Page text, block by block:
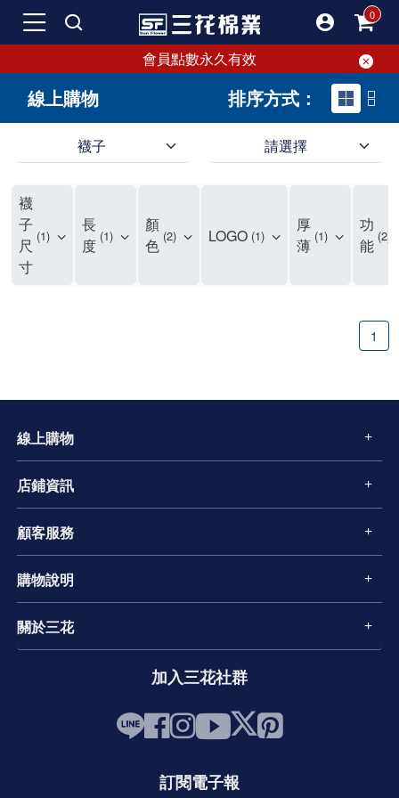
會員點數永久有效
線上購物 排序方式：
襪子 請選擇
現在就來三花購買深受許多潮流女孩喜愛的襪子吧！好穿舒適、不咬腳、不滑脫，短襪不用再拉。各種鞋款都有適合搭配的襪子，不怕穿搭有問題。運動、休閒用短襪全都有！
如何挑選高品質的短襪？注重品質的三花短襪，特選高級優質棉料，保持雙腳透氣不悶熱。襪子具有良好的透氣性，自然讓腳不悶臭，讓您每天穿得健康、舒適。好襪子陪你走更遠！
品質優零負擔，全家人都適合的好襪子在三花!長輩、久坐辦公室最適合無鬆緊帶襪子、運動跑步打球雙層毛巾底短襪保護最有力，日常休閒短襪穿搭簡易最省時。耐洗耐穿超省錢!
三花襪子嚴選優質棉料，吸汗透氣、乾爽舒適，不易滑動。作為日常必備的襪子，其符合人體工學與時尚設計，令人穿上即感舒適。三花50年來專注改良，以精湛工藝打造超乎想像的舒適體驗。追求美感與實用兼備的您，絕對不能錯過三花襪子，即刻入手，體驗潮流與舒適的完美結合。
"最近一批襪子都相繼損壞，所以又到了採購新襪子的時間了！剛好又是換季，可以買適合當季的襪子，增添一些生活的小確幸。我通常一次會買6-8雙襪子，然後整批襪子幾乎會在差不多的時間陣亡，再換下一批。這種一年大概買兩次的習慣，讓6-8雙短襪輪流穿半年，不會太浪費，也避免穿著鬆垮的襪子很糗。 每次換襪子時，我都會嘗試一個新品牌來試試看。這次我選了已有50多年歷史的老牌子——三花。可能有人會問，三花襪子這麼有名，為何現在才選？其實我一直知道這品牌，但過去對他們家的產品印象是主要賣給男生的中筒襪，因此未曾購買。最近在捷運和網站上頻繁看到三花的廣告，便上網探究了一下。驚喜發現，他們家竟然也推出了很多適合女生穿的短襪，而且款式很漂亮，不再僅僅針對中年男性。 這次我訂了8雙襪子，總共500元，一雙平均只要62元（短襪價格依官網為主），真的很划算。而且，他們的物流速度超快，官網下單後隔天襪子就到貨了，這點我特別喜歡。收到襪子後，我還特地將它們一字排開，場面也蠻壯觀的。我訂了素色短襪、條紋短襪和撞色運動短襪，還為我老公買了一雙紳士襪。為了迎接夏天的到來，也幫他準備些薄襪子，畢竟穿皮鞋搭配厚重的運動襪真的不太合適。 這次的嘗試中，最讓我驚艷的是運動短襪。雙層毛巾底的設計，一開始以為會太厚，但實際穿上後發現這款襪子的吸震效果不輸其他運動品牌，吸濕性也非常強。我特意用水滴試驗，結果也很滿意。運動短襪的關鍵就是吸汗和吸震，這樣能讓整個運動過程不黏膩，並有效減少腳與鞋子的摩擦，避免脫跟的情況發生，增添了運動的舒適感。 此外，對於孩子來說，這款運動短襪的耐用性也讓我很滿意。其他品牌的襪子大概只能撐2個月，但看來這次的三花短襪應該能撐3個月以上，使用壽命更長，是一位媽媽的好幫手，既省錢又減少購買頻率。 至於我老公，最初覺得穿薄襪搭配皮鞋不太舒服，但後來漸漸習慣並喜歡上薄襪的輕盈感。畢竟太厚的襪子會改變皮鞋的形狀。三花的無鬆緊帶設計對久坐辦公的他來說，解決了腿部血液循環不良的問題，減少了勒痕，襪子脫下後也不再長時間地感到不適，這讓我們都很滿意。 總體來說，這次三花短襪的體驗還算不錯，無脫跟問題，且吸震和吸汗效果顯著。老公和孩子的襪子選擇也都很成功。未來我會再觀察這些襪子的耐用性，再決定是否回購。當下來看，三花是個值得推薦的品牌。
襪
子
尺
寸
1
長
度 1
顏
色 2 LOGO 1
厚
薄 1
功
能 2
1
線上購物
店鋪資訊
顧客服務
購物說明
關於三花
加入三花社群
訂閱電子報